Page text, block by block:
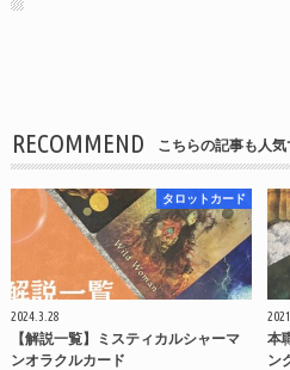
RECOMMEND こちらの記事も人気
タロットカード
2024.3.28
【解説一覧】ミスティカルシャーマ
ンオラクルカード
本
ン